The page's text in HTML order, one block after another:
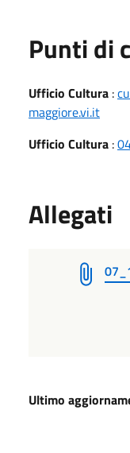
Punti di
Ufficio Cultura :
maggiore.vi.it
Ufficio Cultura :
Allegati
Ultimo